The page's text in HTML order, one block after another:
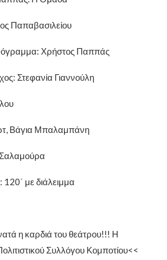
Παπαβασιλείου
Χρήστος Παππάς
Στεφανία Γιαννούλη
Βάγια Μπαλαμπάνη
με διάλειμμα
η καρδιά του θεάτρου!!! Η
Συλλόγου Κομποτίου<<